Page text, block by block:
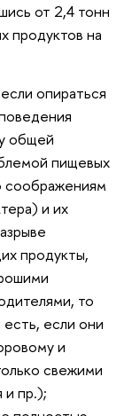
от 2,4 тонн
продуктов на
опираться
общей
пищевых
соображениям
и их
продукты,
то
если они
и
свежими
и пр.);